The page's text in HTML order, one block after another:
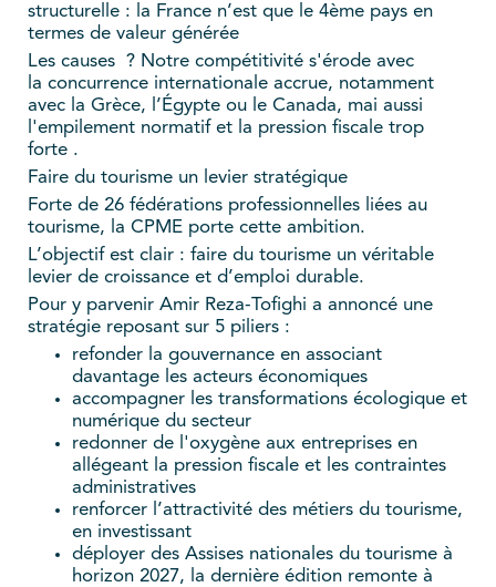
structurelle : la France n’est que le 4ème pays en
termes de valeur générée
Les causes ? Notre compétitivité s'érode avec
la concurrence internationale accrue, notamment
avec la Grèce, l’Égypte ou le Canada, mai aussi
l'empilement normatif et la pression fiscale trop
forte .
Faire du tourisme un levier stratégique
Forte de 26 fédérations professionnelles liées au
tourisme, la CPME porte cette ambition.
L’objectif est clair : faire du tourisme un véritable
levier de croissance et d’emploi durable.
Pour y parvenir Amir Reza-Tofighi a annoncé une
stratégie reposant sur 5 piliers :
refonder la gouvernance en associant
davantage les acteurs économiques
accompagner les transformations écologique et
numérique du secteur
redonner de l'oxygène aux entreprises en
allégeant la pression fiscale et les contraintes
administratives
renforcer l’attractivité des métiers du tourisme,
en investissant
déployer des Assises nationales du tourisme à
horizon 2027, la dernière édition remonte à